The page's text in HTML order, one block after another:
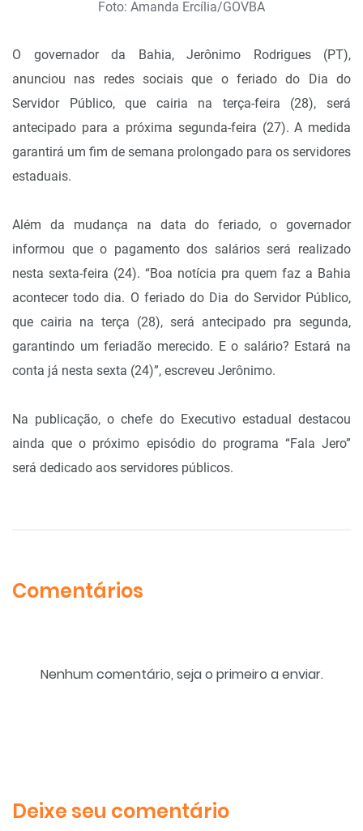
Foto: Amanda Ercília/GOVBA
O governador da Bahia, Jerônimo Rodrigues (PT),
anunciou nas redes sociais que o feriado do Dia do
Servidor Público, que cairia na terça-feira (28), será
antecipado para a próxima segunda-feira (27). A medida
garantirá um fim de semana prolongado para os servidores
estaduais.
Além da mudança na data do feriado, o governador
informou que o pagamento dos salários será realizado
nesta sexta-feira (24). “Boa notícia pra quem faz a Bahia
acontecer todo dia. O feriado do Dia do Servidor Público,
que cairia na terça (28), será antecipado pra segunda,
garantindo um feriadão merecido. E o salário? Estará na
conta já nesta sexta (24)”, escreveu Jerônimo.
Na publicação, o chefe do Executivo estadual destacou
ainda que o próximo episódio do programa “Fala Jero”
será dedicado aos servidores públicos.
Comentários
Nenhum comentário, seja o primeiro a enviar.
Deixe seu comentário